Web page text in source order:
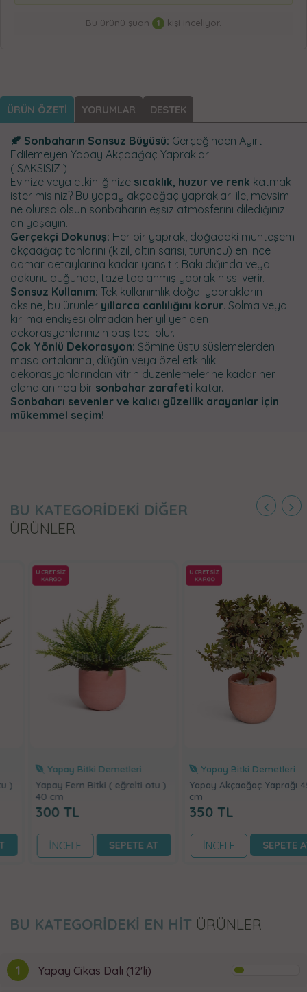
Bu ürünü şuan 1 kişi inceliyor.
ÜRÜN ÖZETİ YORUMLAR DESTEK
🍂 Sonbaharın Sonsuz Büyüsü: Gerçeğinden Ayırt
Edilemeyen Yapay Akçaağaç Yaprakları
( SAKSISIZ )
Evinize veya etkinliğinize sıcaklık, huzur ve renk katmak
ister misiniz? Bu yapay akçaağaç yaprakları ile, mevsim
ne olursa olsun sonbaharın eşsiz atmosferini dilediğiniz
an yaşayın.
Gerçekçi Dokunuş: Her bir yaprak, doğadaki muhteşem
akçaağaç tonlarını (kızıl, altın sarısı, turuncu) en ince
damar detaylarına kadar yansıtır. Bakıldığında veya
dokunulduğunda, taze toplanmış yaprak hissi verir.
Sonsuz Kullanım: Tek kullanımlık doğal yaprakların
aksine, bu ürünler yıllarca canlılığını korur. Solma veya
kırılma endişesi olmadan her yıl yeniden
dekorasyonlarınızın baş tacı olur.
Çok Yönlü Dekorasyon: Şömine üstü süslemelerden
masa ortalarına, düğün veya özel etkinlik
dekorasyonlarından vitrin düzenlemelerine kadar her
alana anında bir sonbahar zarafeti katar.
Sonbaharı sevenler ve kalıcı güzellik arayanlar için
mükemmel seçim!
BU KATEGORİDEKİ DİĞER
ÜRÜNLER
ÜCRETSİZ
Yapay Bitki Demetleri
Yapay Fern Bitki ( eğrelti otu )
40 cm
TL
SEPETE AT
İNCELE
ÜCRETSİZ
Yapay Bitki Demetleri
Yapay Akçaağaç Yaprağı 45
TL
SEPETE AT
İNCELE
BU KATEGORİDEKİ EN HİT ÜRÜNLER
1 Yapay Cikas Dalı (12'li)